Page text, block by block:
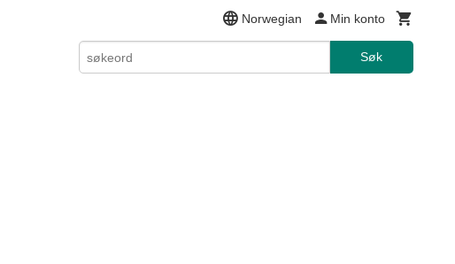
Norwegian Min konto
Søk